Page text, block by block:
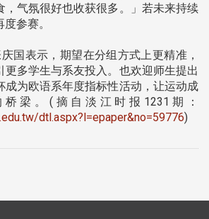
，气氛很好也收获很多。」若未来持续
参赛。
国表示，期望在分组方式上更精准，
更多学生与系友投入。也欢迎师生提出
成为欧语系年度指标性活动，让运动成
梁。(摘自淡江时报1231期：
dtl.aspx?l=epaper&no=59776)